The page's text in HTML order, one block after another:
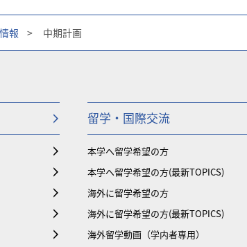
報 > 中期計画
留学・国際交流
本学へ留学希望の方
本学へ留学希望の方(最新TOPICS)
海外に留学希望の方
海外に留学希望の方(最新TOPICS)
海外留学動画（学内者専用）